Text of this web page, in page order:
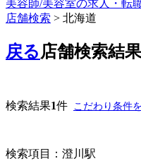
美容師/美容室の求人・転
店舗検索 > 北海道
戻る店舗検索結
検索結果1件 こだわり条件
検索項目：澄川駅